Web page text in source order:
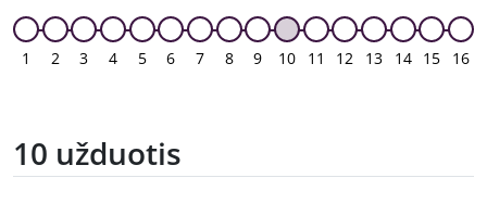
1 2 3 4 5 6 7 8 9 10 11 12 13 14 15 16
10 užduotis